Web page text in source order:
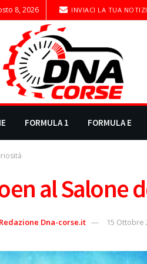
8, 2026 INVIACI LA TUA
FORMULA 1 FORMULA E
al Salone
Redazione Dna-corse.it 15 Ottobre